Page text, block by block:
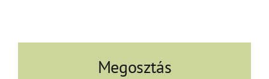
Megosztás